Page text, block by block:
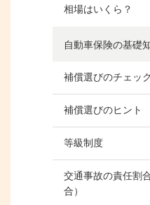
相場はいくら？
自動車保険の基礎
補償選びのチェッ
補償選びのヒント
等級制度
交通事故の責任割
合）